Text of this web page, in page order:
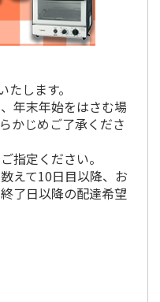
します。
年末年始をはさむ場
かじめご了承くださ
指定ください。
えて10日目以降、お
了日以降の配達希望